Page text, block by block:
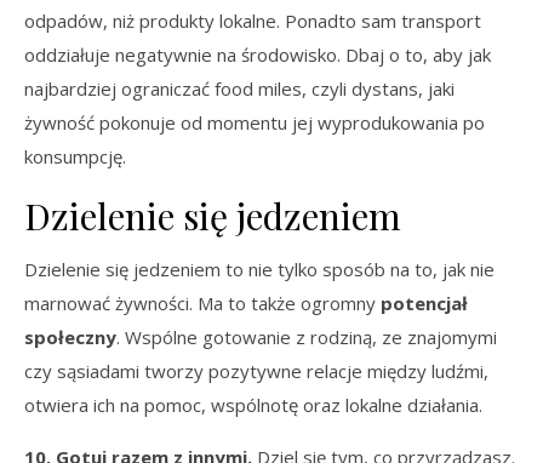
odpadów, niż produkty lokalne. Ponadto sam transport
oddziałuje negatywnie na środowisko. Dbaj o to, aby jak
najbardziej ograniczać food miles, czyli dystans, jaki
żywność pokonuje od momentu jej wyprodukowania po
konsumpcję.
Dzielenie się jedzeniem
Dzielenie się jedzeniem to nie tylko sposób na to, jak nie
marnować żywności. Ma to także ogromny potencjał
społeczny. Wspólne gotowanie z rodziną, ze znajomymi
czy sąsiadami tworzy pozytywne relacje między ludźmi,
otwiera ich na pomoc, wspólnotę oraz lokalne działania.
10. Gotuj razem z innymi. Dziel się tym, co przyrządzasz.